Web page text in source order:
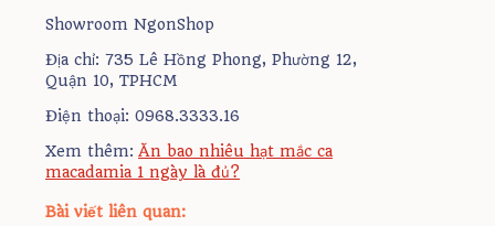
Showroom NgonShop
Địa chỉ: 735 Lê Hồng Phong, Phường 12,
Quận 10, TPHCM
Điện thoại: 0968.3333.16
Xem thêm: Ăn bao nhiêu hạt mắc ca
macadamia 1 ngày là đủ?
Bài viết liên quan: